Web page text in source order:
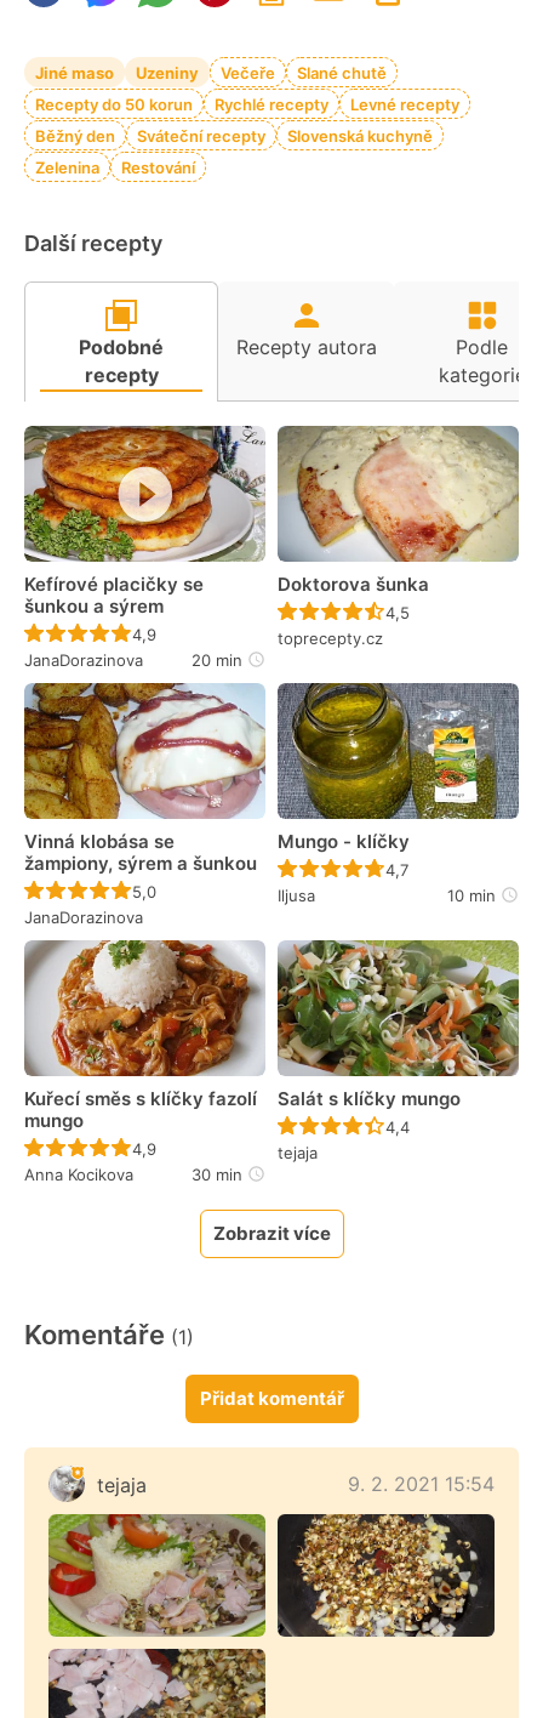
Jiné maso Uzeniny Večeře
Slané chutě
Recepty do 50 korun
Rychlé recepty
Levné recepty
Běžný den
Sváteční recepty
Slovenská kuchyně
Zelenina
Restování
Další recepty
Podobné
recepty
Recepty autora
Podle
kategorie
Kefírové placičky se
šunkou a sýrem
Recept ještě nebyl hodnocen
4,9
JanaDorazinova
20 min
Doktorova šunka
Recept ještě nebyl
4,5
toprecepty.cz
Vinná klobása se
žampiony, sýrem a šunkou
Recept ještě nebyl hodnocen
5,0
JanaDorazinova
Mungo - klíčky
Recept ještě nebyl
4,7
Iljusa
10 min
Kuřecí směs s klíčky fazolí
mungo
Recept ještě nebyl hodnocen
4,9
Anna Kocikova
30 min
Salát s klíčky mungo
Recept ještě nebyl
4,4
tejaja
Zobrazit více
Komentáře (1)
Přidat komentář
tejaja 9. 2. 2021 15:54